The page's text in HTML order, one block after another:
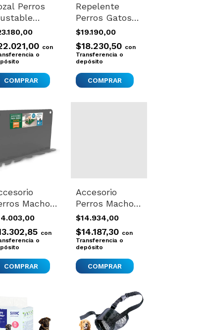
Perros
Nylon
Large
Mediano
con
o
Repelente
Perros Gatos
Aerosol
Efectivo
Interiores Dog
Out
$19.190,00
$18.230,50 con
Transferencia o
depósito
Macho
Negro
con
o
Accesorio
Perros Macho
Bandeja
Cesped
Entrenamiento
Peepoo Negro
$14.934,00
$14.187,30 con
Transferencia o
depósito